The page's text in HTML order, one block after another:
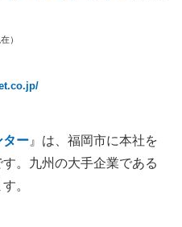
）
ター 』は、福岡市に本社を
。九州の大手企業である
。